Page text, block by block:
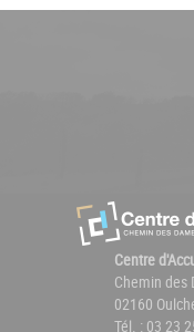
Centre
Chemin des
02160
Tél. : 03 23